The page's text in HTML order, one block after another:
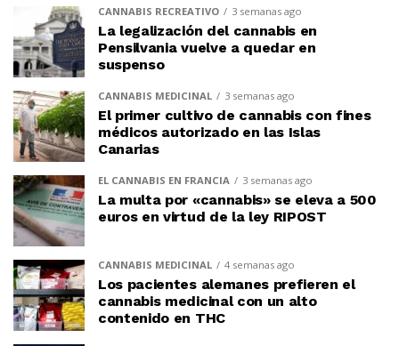
CANNABIS RECREATIVO 3 semanas ago
La legalización del cannabis en
Pensilvania vuelve a quedar en
suspenso
CANNABIS MEDICINAL 3 semanas ago
El primer cultivo de cannabis con fines
médicos autorizado en las Islas
Canarias
EL CANNABIS EN FRANCIA 3 semanas ago
La multa por «cannabis» se eleva a 500
euros en virtud de la ley RIPOST
CANNABIS MEDICINAL 4 semanas ago
Los pacientes alemanes prefieren el
cannabis medicinal con un alto
contenido en THC